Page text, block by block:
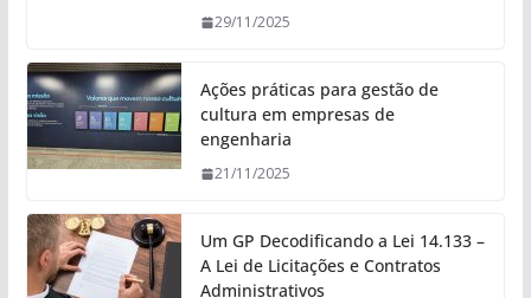
29/11/2025
Ações práticas para gestão de
cultura em empresas de
engenharia
21/11/2025
Um GP Decodificando a Lei 14.133 –
A Lei de Licitações e Contratos
Administrativos